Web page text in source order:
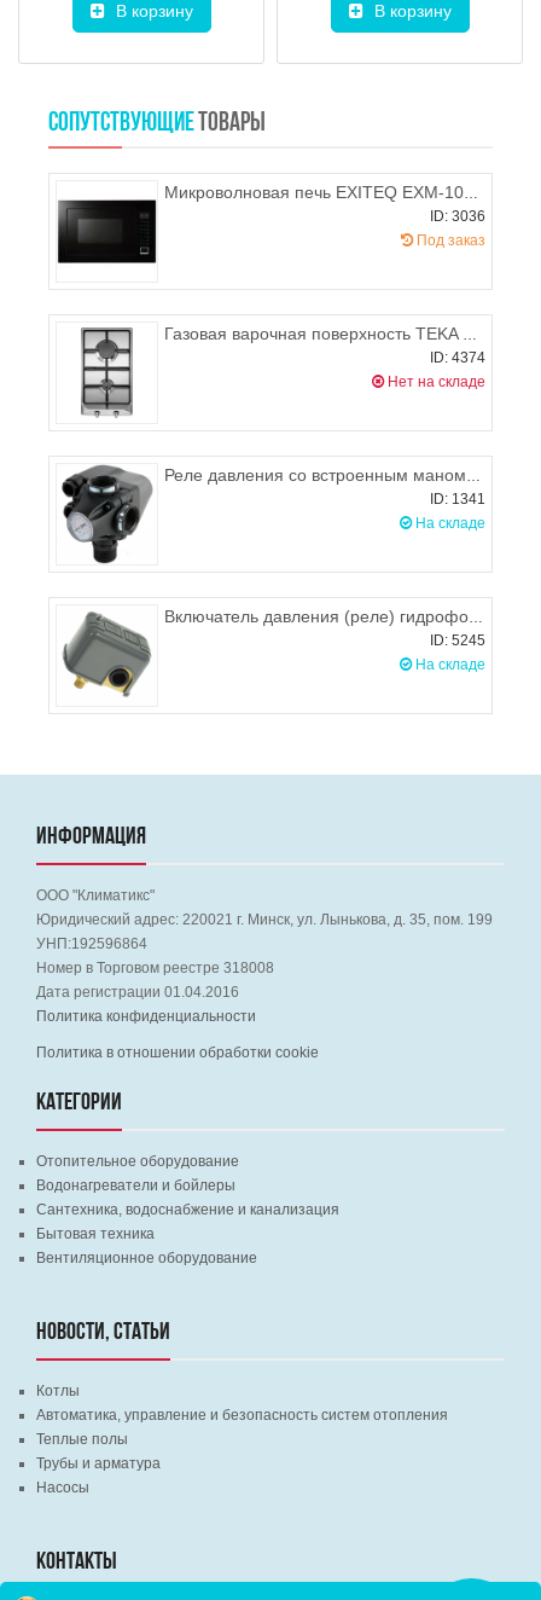
В корзину В корзину
СОПУТСТВУЮЩИЕ ТОВАРЫ
Микроволновая печь EXITEQ EXM-106 black
ID: 3036
Под заказ
Газовая варочная поверхность TEKA EM 30 2G AL
ID: 4374
Нет на складе
Реле давления со встроенным манометром РМ/5-3W, ITALTECNICA
ID: 1341
На складе
Включатель давления (реле) гидрофора Omnigena M (JET) нар.резьба
ID: 5245
На складе
ИНФОРМАЦИЯ
ООО "Климатикс"
Юридический адрес: 220021 г. Минск, ул. Лынькова, д. 35, пом. 199
УНП:192596864
Номер в Торговом реестре 318008
Дата регистрации 01.04.2016
Политика конфиденциальности
Политика в отношении обработки cookie
КАТЕГОРИИ
Отопительное оборудование
Водонагреватели и бойлеры
Сантехника, водоснабжение и канализация
Бытовая техника
Вентиляционное оборудование
НОВОСТИ, СТАТЬИ
Котлы
Автоматика, управление и безопасность систем отопления
Теплые полы
Трубы и арматура
Насосы
КОНТАКТЫ